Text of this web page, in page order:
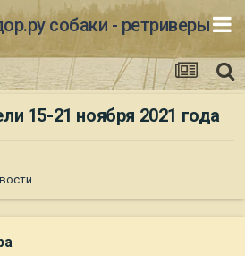
собаки - ретриверы
15-21 ноября 2021 года